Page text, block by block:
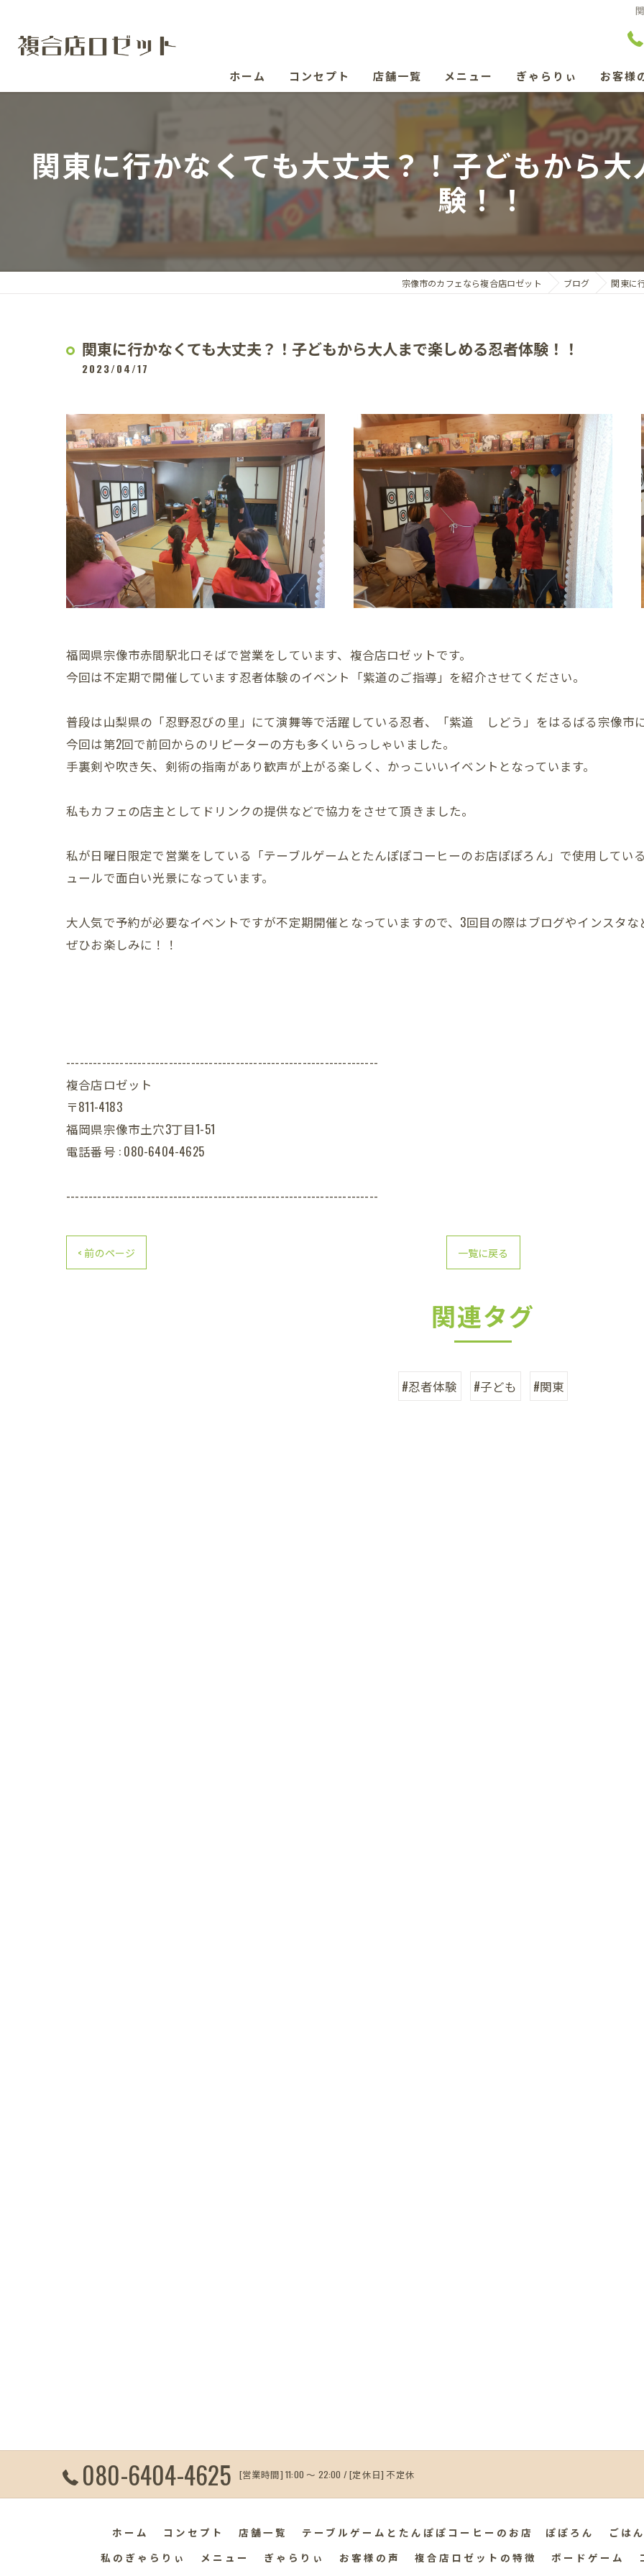
ホーム コンセプト 店舗一覧
テーブルゲームとたんぽぽコーヒーのお店 ぽぽろん
ごはんみろく
lymph massage salon NAO
私のぎゃらりぃ
メニュー ぎゃらりぃ お客様
関東に行かなくても大丈夫？！子どもから
験！！
宗像市のカフェなら複合店ロゼット ブログ 関東に
関東に行かなくても大丈夫？！子どもから大人まで楽しめる忍者体験！！
2023/04/17
福岡県宗像市赤間駅北口そばで営業をしています、複合店ロゼットです。
今回は不定期で開催しています忍者体験のイベント「紫道のご指導」を紹介させてください。
普段は山梨県の「忍野忍びの里」にて演舞等で活躍している忍者、「紫道 しどう」をはるばる宗像市
今回は第2回で前回からのリピーターの方も多くいらっしゃいました。
手裏剣や吹き矢、剣術の指南があり歓声が上がる楽しく、かっこいいイベントとなっています。
私もカフェの店主としてドリンクの提供などで協力をさせて頂きました。
私が日曜日限定で営業をしている「テーブルゲームとたんぽぽコーヒーのお店ぽぽろん」で使用してい
ュールで面白い光景になっています。
大人気で予約が必要なイベントですが不定期開催となっていますので、3回目の際はブログやインスタな
ぜひお楽しみに！！
----------------------------------------------------------------------
複合店ロゼット
〒811-4183
福岡県宗像市土穴3丁目1-51
電話番号 : 080-6404-4625
----------------------------------------------------------------------
< 前のページ 一覧に戻る
関連タグ
#忍者体験 #子ども #関東
080-6404-4625 [営業時間] 11:00 〜 22:00 / [定休日] 不定休
ホーム コンセプト 店舗一覧 テーブルゲームとたんぽぽコーヒーのお店 ぽぽろん ごは
私のぎゃらりぃ
メニュー ぎゃらりぃ お客様の声 複合店ロゼットの特徴 ボードゲーム